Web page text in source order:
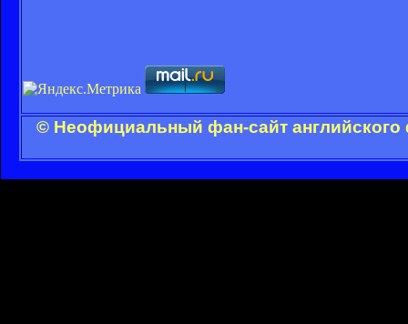
© Неофициальный фан-сайт английского